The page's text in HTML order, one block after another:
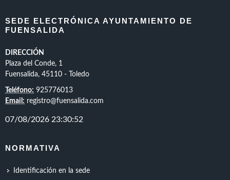
SEDE ELECTRÓNICA AYUNTAMIENTO DE
FUENSALIDA
DIRECCIÓN
Plaza del Conde, 1
Fuensalida, 45110 - Toledo
Teléfono: 925776013
Email: registro@fuensalida.com
NORMATIVA
Identificación en la sede